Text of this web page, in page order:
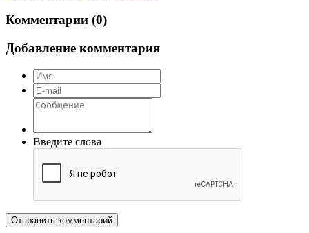
Комментарии (0)
Добавление комментария
Введите слова
Отправить комментарий